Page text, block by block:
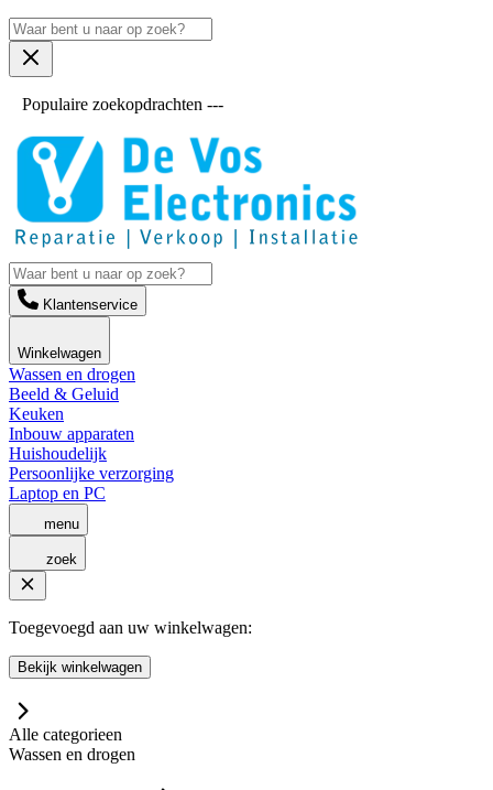
Populaire zoekopdrachten ---
Klantenservice
Winkelwagen
Wassen en drogen
Beeld & Geluid
Keuken
Inbouw apparaten
Huishoudelijk
Persoonlijke verzorging
Laptop en PC
menu
zoek
Toegevoegd aan uw winkelwagen:
Bekijk winkelwagen
Alle categorieen
Wassen en drogen